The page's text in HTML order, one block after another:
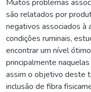
Muitos problemas
são relatados por
negativos associados à
condições ruminais,
encontrar um nível
principalmente
assim o objetivo deste
inclusão de fibra